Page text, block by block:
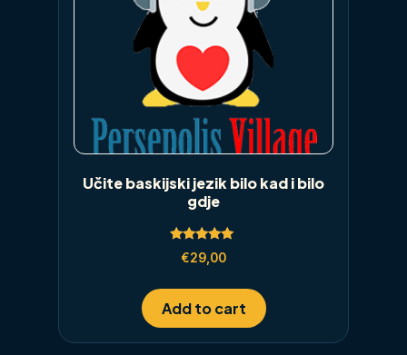
Učite baskijski jezik bilo kad i bilo
gdje
Rated
5.00
€29,00
Add to cart